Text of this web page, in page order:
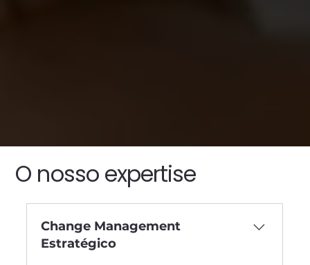
O nosso expertise
Change Management
Estratégico